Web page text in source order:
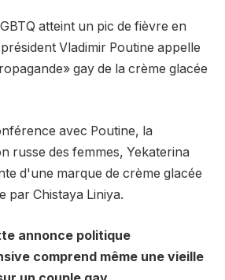
atteint un pic de fièvre en
Vladimir Poutine appelle
gay de la crème glacée
avec Poutine, la
russe des femmes, Yekaterina
d'une marque de crème glacée
par Chistaya Liniya.
annonce politique
comprend même une vieille